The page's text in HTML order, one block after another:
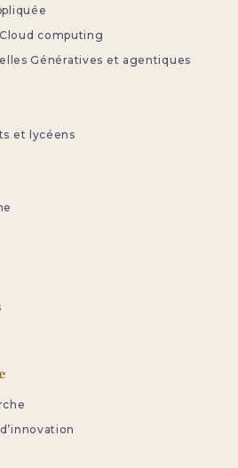
computing
Génératives et agentiques
et lycéens